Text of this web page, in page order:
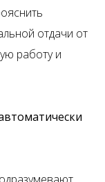
отдачи от
работу и